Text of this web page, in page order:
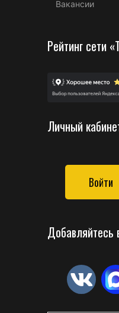
Вакансии
Рейтинг сети
Личный
Войти
Добавляйтесь